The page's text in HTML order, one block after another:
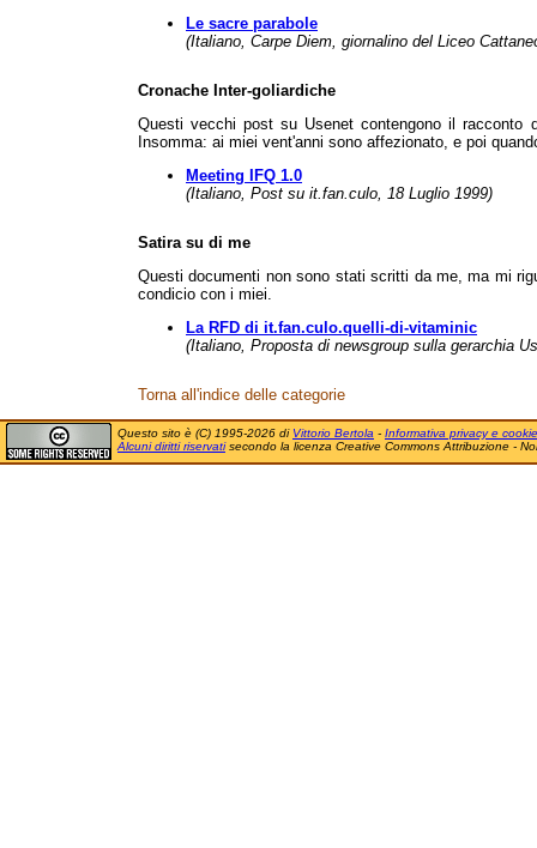
Le sacre parabole
(Italiano, Carpe Diem, giornalino del Liceo
Cronache Inter-goliardiche
Questi vecchi post su Usenet contengono il racconto
Insomma: ai miei vent'anni sono affezionato, e poi
Meeting IFQ 1.0
(Italiano, Post su it.fan.culo, 18 Luglio 1999)
Satira su di me
Questi documenti non sono stati scritti da me, ma mi
condicio con i miei.
La RFD di it.fan.culo.quelli-di-vitaminic
(Italiano, Proposta di newsgroup sulla gerarchia
Torna all'indice delle categorie
Questo sito è (C) 1995-2026 di Vittorio Bertola - Informativa privacy e cookie
Alcuni diritti riservatisecondo la licenza Creative Commons Attribuzione -